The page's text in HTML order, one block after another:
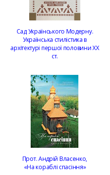
Сад Українського Модерну.
Українська стилістика в
архітектурі першої половини ХХ
ст.
Прот. Андрій Власенко,
«На кораблі спасіння»